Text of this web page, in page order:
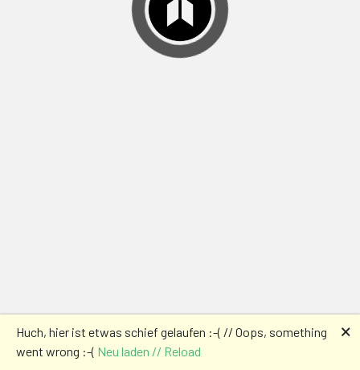
Huch, hier ist etwas schief gelaufen :-( // Oops, something
went wrong :-( Neu laden // Reload
🗙